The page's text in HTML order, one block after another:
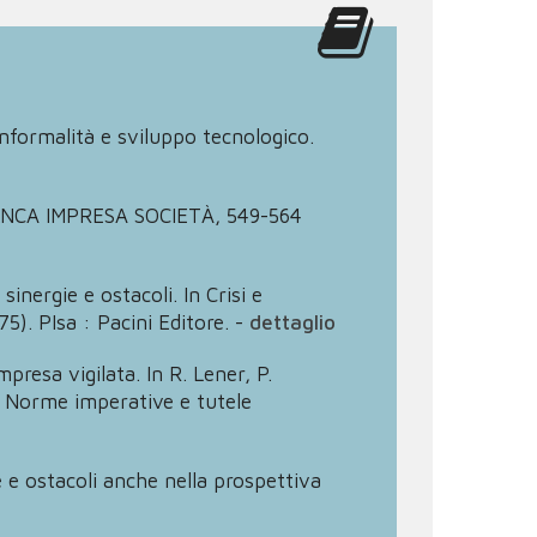
e sviluppo tecnologico.
IMPRESA SOCIETÀ, 549-564
e ostacoli. In Crisi e
PIsa : Pacini Editore. - dettaglio
vigilata. In R. Lener, P.
imperative e tutele
ostacoli anche nella prospettiva